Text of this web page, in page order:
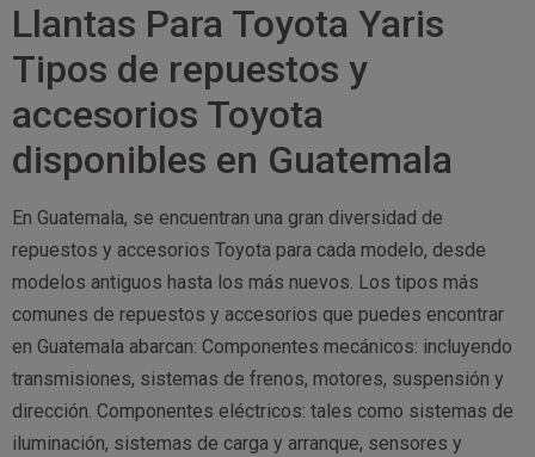
Llantas Para Toyota Yaris
Tipos de repuestos y
accesorios Toyota
disponibles en Guatemala
En Guatemala, se encuentran una gran diversidad de
repuestos y accesorios Toyota para cada modelo, desde
modelos antiguos hasta los más nuevos. Los tipos más
comunes de repuestos y accesorios que puedes encontrar
en Guatemala abarcan: Componentes mecánicos: incluyendo
transmisiones, sistemas de frenos, motores, suspensión y
dirección. Componentes eléctricos: tales como sistemas de
iluminación, sistemas de carga y arranque, sensores y